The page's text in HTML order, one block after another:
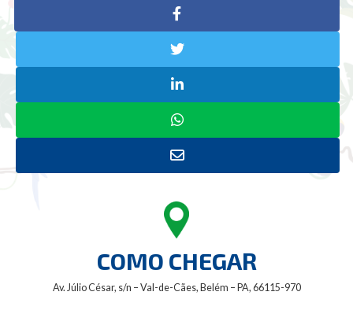
COMO CHEGAR
Av. Júlio César, s/n – Val-de-Cães, Belém – PA, 66115-970